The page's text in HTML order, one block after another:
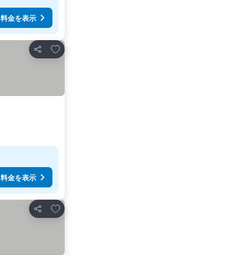
料金を表示
シェア
お気に入りに追加
料金を表示
シェア
お気に入りに追加